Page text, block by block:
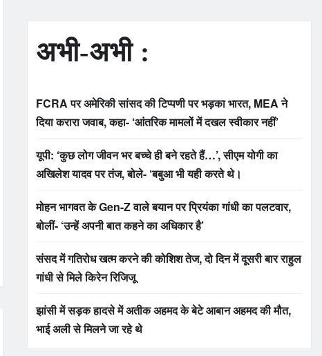
अभी-अभी :
FCRA पर अमेरिकी सांसद की टिप्पणी पर भड़का भारत, MEA ने
दिया करारा जवाब, कहा- ‘आंतरिक मामलों में दखल स्वीकार नहीं’
यूपी: ‘कुछ लोग जीवन भर बच्चे ही बने रहते हैं…’, सीएम योगी का
अखिलेश यादव पर तंज, बोले- ‘बबुआ भी यही करते थे।
मोहन भागवत के Gen-Z वाले बयान पर प्रियंका गांधी का पलटवार,
बोलीं- ‘उन्हें अपनी बात कहने का अधिकार है’
संसद में गतिरोध खत्म करने की कोशिश तेज, दो दिन में दूसरी बार राहुल
गांधी से मिले किरेन रिजिजू
झांसी में सड़क हादसे में अतीक अहमद के बेटे आबान अहमद की मौत,
भाई अली से मिलने जा रहे थे